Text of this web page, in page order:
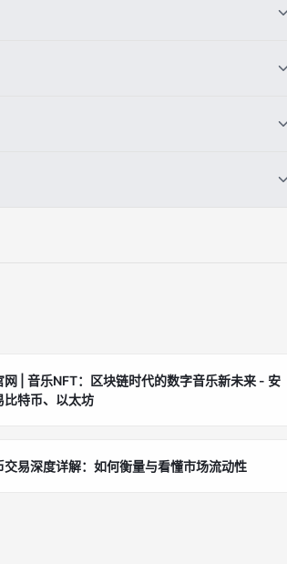
上线。注意测试钱包兼容性和权益自动发放。
期粉丝；2.铸造页设置阶梯价；3.持有者专属
支持手机号找回。选择Layer2链降费90%。用户
市场分成。优势：NFT增值，用户可转售，创作
：Manifold生成系列。存储用IPFS托管元数据。
网 | 音乐NFT：区块链时代的数字音乐新未来 - 安
比特币、以太坊
交易深度详解：如何衡量与看懂市场流动性